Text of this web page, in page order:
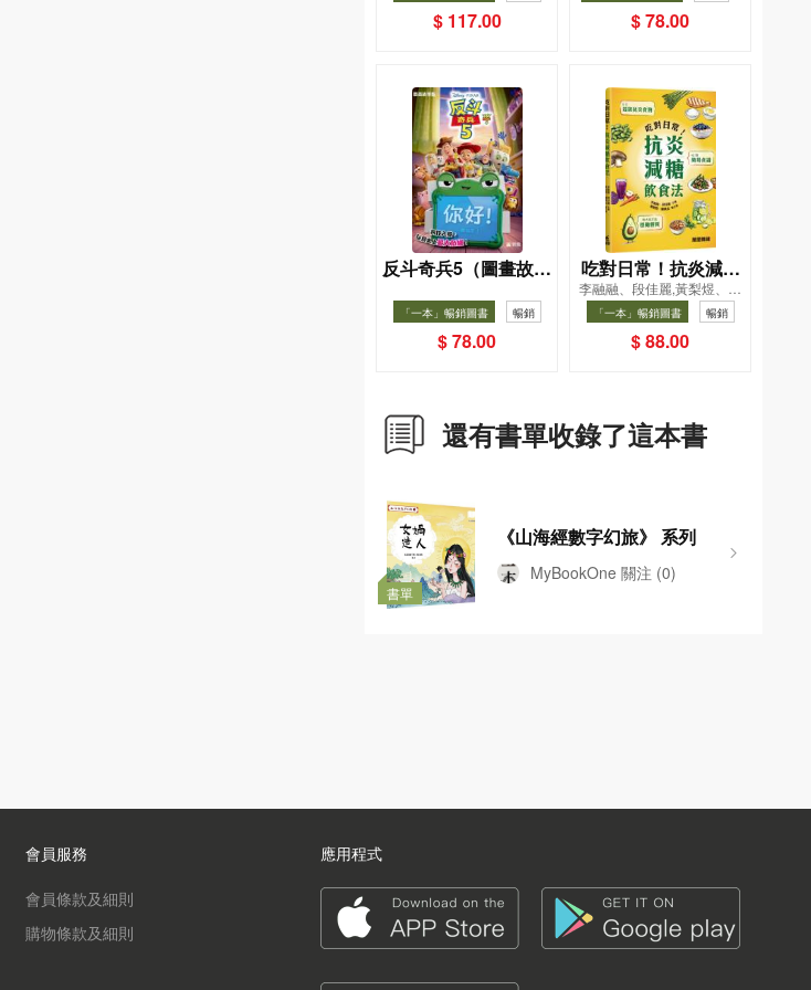
$ 117.00
暢銷
$ 78.00
反斗奇兵5（圖畫故事
版）
「一本」暢銷圖書 暢銷
$ 78.00
吃對日常！抗炎減糖
飲食法
李融融、段佳麗,黃梨煜、顧
凱辰
「一本」暢銷圖書 暢銷
$ 88.00
還有書單收錄了這本書
書單
《山海經數字幻旅》 系列
MyBookOne 關注 (0)
會員服務
會員條款及細則
購物條款及細則
應用程式